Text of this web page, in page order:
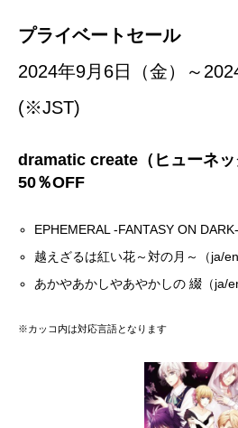
プライベートセール
2024年9月6日（金）～
(※JST)
dramatic create（ヒューネ
50％OFF
EPHEMERAL -FANTASY ON
越えざるは紅い花～対の月～（ja/
あかやあかしやあやかしの 綴（ja/
※カッコ内は対応言語となります